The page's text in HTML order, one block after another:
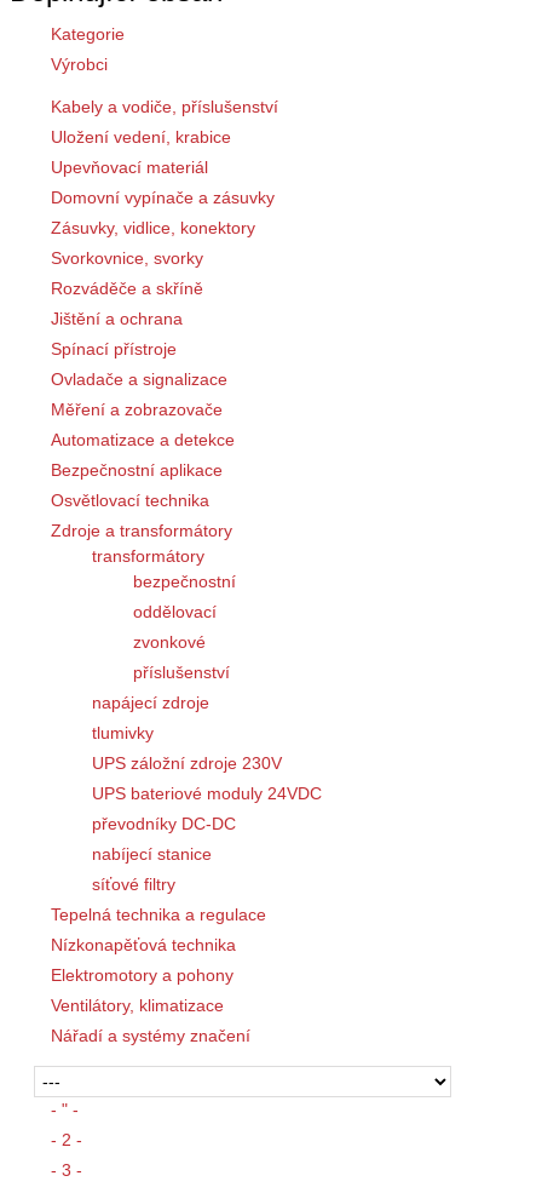
Kategorie
Výrobci
Kabely a vodiče, příslušenství
Uložení vedení, krabice
Upevňovací materiál
Domovní vypínače a zásuvky
Zásuvky, vidlice, konektory
Svorkovnice, svorky
Rozváděče a skříně
Jištění a ochrana
Spínací přístroje
Ovladače a signalizace
Měření a zobrazovače
Automatizace a detekce
Bezpečnostní aplikace
Osvětlovací technika
Zdroje a transformátory
transformátory
bezpečnostní
oddělovací
zvonkové
příslušenství
napájecí zdroje
tlumivky
UPS záložní zdroje 230V
UPS bateriové moduly 24VDC
převodníky DC-DC
nabíjecí stanice
síťové filtry
Tepelná technika a regulace
Nízkonapěťová technika
Elektromotory a pohony
Ventilátory, klimatizace
Nářadí a systémy značení
- " -
- 2 -
- 3 -